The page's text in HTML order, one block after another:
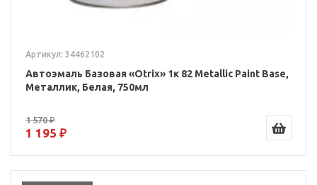
Артикул: 34462102
Автоэмаль Базовая «Otrix» 1к 82 Metallic Paint Base,
Металлик, Белая, 750мл
1 570 ₽
1 195 ₽